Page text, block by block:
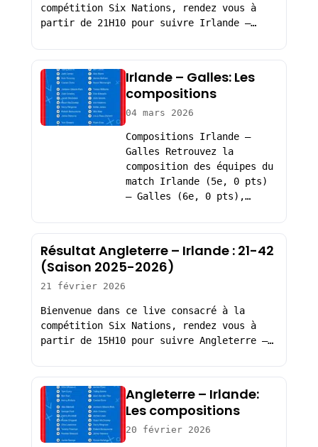
compétition Six Nations, rendez vous à
partir de 21H10 pour suivre Irlande –…
Irlande – Galles: Les
compositions
04 mars 2026
Compositions Irlande –
Galles Retrouvez la
composition des équipes du
match Irlande (5e, 0 pts)
– Galles (6e, 0 pts),…
Résultat Angleterre – Irlande : 21-42
(Saison 2025-2026)
21 février 2026
Bienvenue dans ce live consacré à la
compétition Six Nations, rendez vous à
partir de 15H10 pour suivre Angleterre –…
Angleterre – Irlande:
Les compositions
20 février 2026